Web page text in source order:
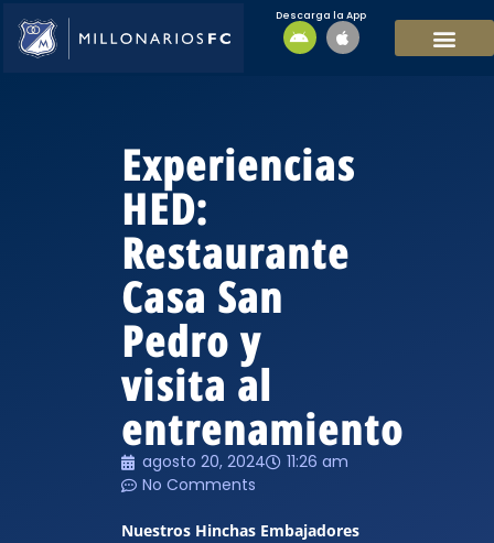
Descarga la App
Experiencias
HED:
Restaurante
Casa San
Pedro y
visita al
entrenamiento
agosto 20, 2024
11:26 am
No Comments
Nuestros Hinchas Embajadores